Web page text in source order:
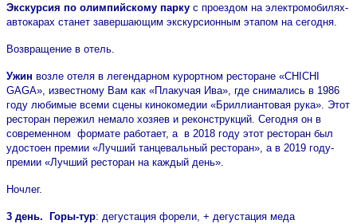
Экскурсия по олимпийскому парку с проездом на электромобилях-
автокарах станет завершающим экскурсионным этапом на сегодня.
Возвращение в отель.
Ужин возле отеля в легендарном курортном ресторане «CHICHI
GAGA», известному Вам как «Плакучая Ива», где снимались в 1986
году любимые всеми сцены кинокомедии «Бриллиантовая рука». Этот
ресторан пережил немало хозяев и реконструкций. Сегодня он в
современном формате работает, а в 2018 году этот ресторан был
удостоен премии «Лучший танцевальный ресторан», а в 2019 году-
премии «Лучший ресторан на каждый день».
Ночлег.
3 день. Горы-тур: дегустация форели, + дегустация меда